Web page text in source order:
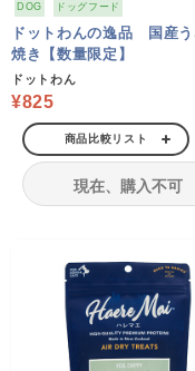
DOG ドッグフード
ドットわんの逸品 国産う
焼き【数量限定】
ドットわん
¥825
商品比較リスト
現在、購入不可